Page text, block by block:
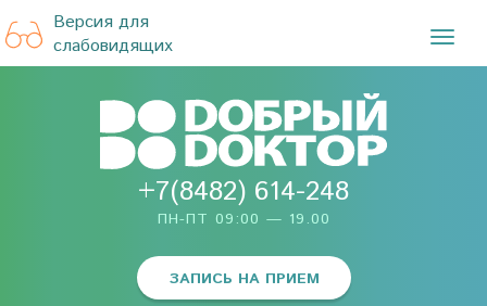
Версия для
слабовидящих
+7(8482) 614-248
ПН-ПТ 09:00 — 19.00
ЗАПИСЬ НА ПРИЕМ